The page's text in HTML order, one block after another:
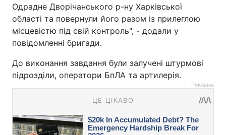
Одрадне Дворічанського р-ну Харківської
області та повернули його разом із прилеглою
місцевістю під свій контроль", - додали у
повідомленні бригади.
До виконання завдання були залучені штурмові
підрозділи, оператори БпЛА та артилерія.
Реклама